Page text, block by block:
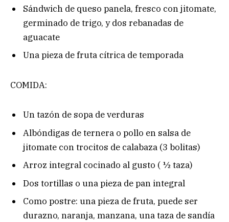
Sándwich de queso panela, fresco con jitomate,
germinado de trigo, y dos rebanadas de
aguacate
Una pieza de fruta cítrica de temporada
COMIDA:
Un tazón de sopa de verduras
Albóndigas de ternera o pollo en salsa de
jitomate con trocitos de calabaza (3 bolitas)
Arroz integral cocinado al gusto ( ½ taza)
Dos tortillas o una pieza de pan integral
Como postre: una pieza de fruta, puede ser
durazno, naranja, manzana, una taza de sandía